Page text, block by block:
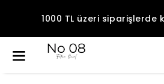
1000 TL üzeri siparişlerde